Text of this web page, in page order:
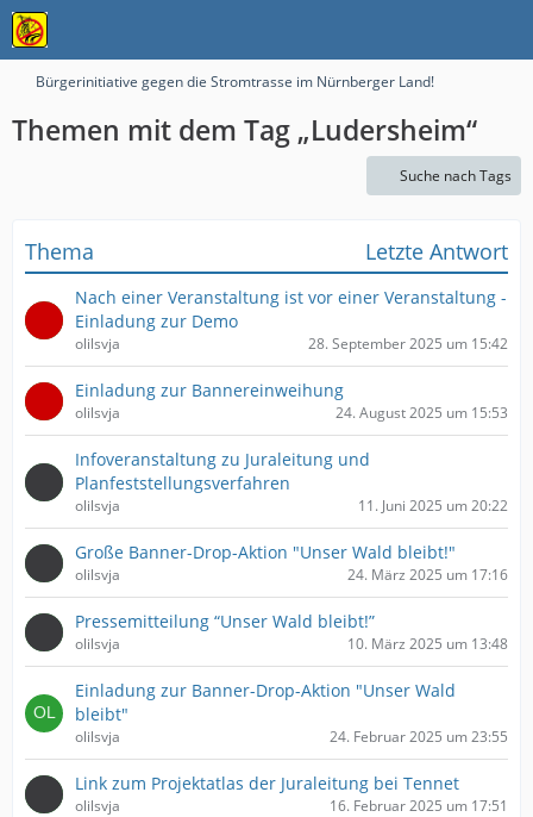
Bürgerinitiative gegen die Stromtrasse im Nürnberger Land!
Themen mit dem Tag „Ludersheim“
Suche nach Tags
Thema Letzte Antwort
Nach einer Veranstaltung ist vor einer Veranstaltung -
Einladung zur Demo
olilsvja 28. September 2025 um 15:42
Einladung zur Bannereinweihung
olilsvja 24. August 2025 um 15:53
Infoveranstaltung zu Juraleitung und
Planfeststellungsverfahren
olilsvja 11. Juni 2025 um 20:22
Große Banner-Drop-Aktion "Unser Wald bleibt!"
olilsvja 24. März 2025 um 17:16
Pressemitteilung “Unser Wald bleibt!”
olilsvja 10. März 2025 um 13:48
Einladung zur Banner-Drop-Aktion "Unser Wald
bleibt"
olilsvja 24. Februar 2025 um 23:55
Link zum Projektatlas der Juraleitung bei Tennet
olilsvja 16. Februar 2025 um 17:51